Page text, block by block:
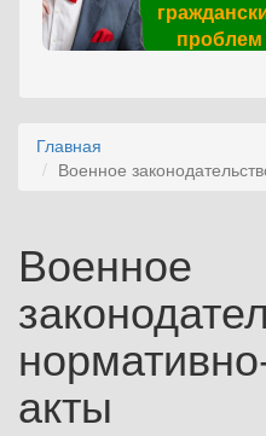
проблем
Главная
Военное
Военное
акты